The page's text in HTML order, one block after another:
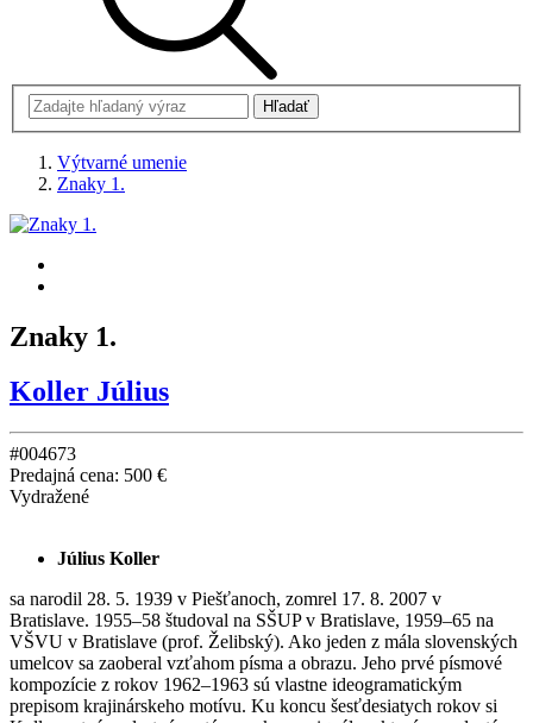
Výtvarné umenie
Znaky 1.
Znaky 1.
Koller Július
#004673
Predajná cena: 500 €
Vydražené
Július Koller
sa narodil 28. 5. 1939 v Piešťanoch, zomrel 17. 8. 2007 v
Bratislave. 1955–58 študoval na SŠUP v Bratislave, 1959–65 na
VŠVU v Bratislave (prof. Želibský). Ako jeden z mála slovenských
umelcov sa zaoberal vzťahom písma a obrazu. Jeho prvé písmové
kompozície z rokov 1962–1963 sú vlastne ideogramatickým
prepisom krajinárskeho motívu. Ku koncu šesťdesiatych rokov si